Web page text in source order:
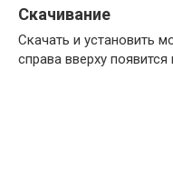
Скачивание
Скачать и установить
справа вверху